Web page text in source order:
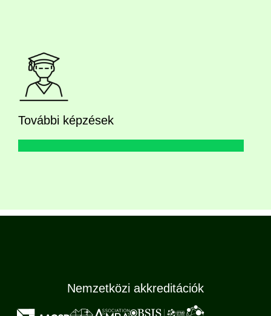
További képzések
Nemzetközi akkreditációk